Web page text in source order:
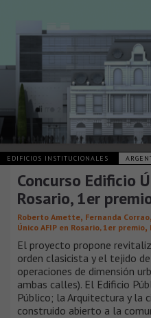
EDIFICIOS INSTITUCIONALES
Concurso Edificio
Rosario, 1er
Roberto Amette, Fernanda Corrao,
Único AFIP en Rosario, 1er premio,
El proyecto propone
orden clasicista y el tejido
operaciones de dimensión
ambas calles). El Edificio
Público; la Arquitectura y la
construido abierto a la